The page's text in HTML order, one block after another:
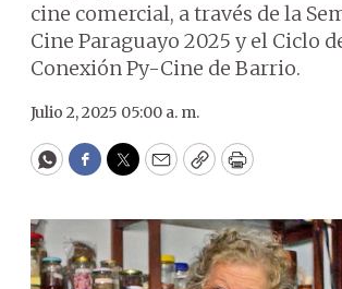
cine comercial, a través de la
Cine Paraguayo 2025 y el Ciclo
Conexión Py-Cine de Barrio.
Julio 2, 2025 05:00 a. m.
WhatsApp
Facebook
Twitter
EmailCopyPrint